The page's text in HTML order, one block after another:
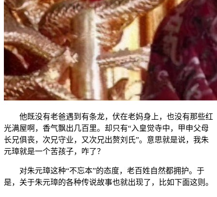
他既没有老爸遇到有条龙，伏在老妈身上，也没有那些红
光满屋啊，香气飘出几百里。却只有“入皇觉寺中，甲申父母
长兄俱丧，次兄守业，又次兄出赘刘氏”。意思就是说，我朱
元璋就是一个苦孩子，咋了？
对朱元璋这种“不忘本”的态度，老百姓自然都拥护。于
是，关于朱元璋的各种传说故事也就出现了，比如下面这则。